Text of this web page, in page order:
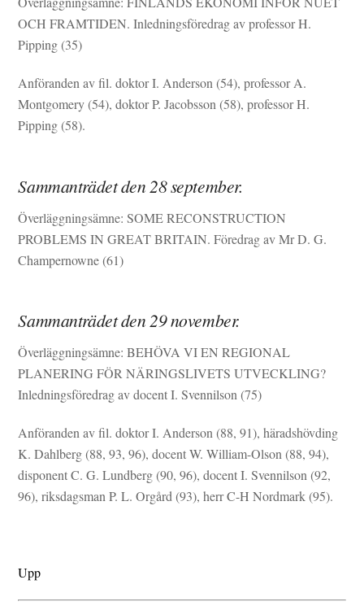
OCH FRAMTIDEN. Inledningsföredrag av professor H.
Pipping (35)
Anföranden av fil. doktor I. Anderson (54), professor A.
Montgomery (54), doktor P. Jacobsson (58), professor H.
Pipping (58).
Sammanträdet den 28 september.
Överläggningsämne: SOME RECONSTRUCTION
PROBLEMS IN GREAT BRITAIN. Föredrag av Mr D. G.
Champernowne (61)
Sammanträdet den 29 november.
Överläggningsämne: BEHÖVA VI EN REGIONAL
PLANERING FÖR NÄRINGSLIVETS UTVECKLING?
Inledningsföredrag av docent I. Svennilson (75)
Anföranden av fil. doktor I. Anderson (88, 91), häradshövding
K. Dahlberg (88, 93, 96), docent W. William-Olson (88, 94),
disponent C. G. Lundberg (90, 96), docent I. Svennilson (92,
96), riksdagsman P. L. Orgård (93), herr C-H Nordmark (95).
Upp